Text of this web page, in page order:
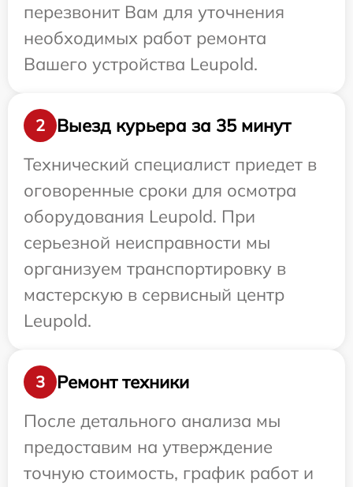
перезвонит Вам для уточнения
необходимых работ ремонта
Вашего устройства Leupold.
2
Выезд курьера за 35 минут
Технический специалист приедет в
оговоренные сроки для осмотра
оборудования Leupold. При
серьезной неисправности мы
организуем транспортировку в
мастерскую в сервисный центр
Leupold.
3
Ремонт техники
После детального анализа мы
предоставим на утверждение
точную стоимость, график работ и